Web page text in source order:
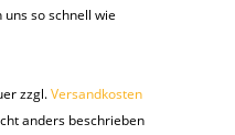
so schnell wie
zzgl.Versandkosten
anders beschrieben